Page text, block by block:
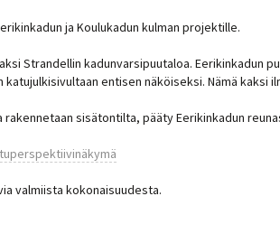
ja Koulukadun kulman projektille.
Strandellin kadunvarsipuutaloa. Eerikinkadun
katujulkisivultaan entisen näköiseksi. Nämä kaksi
rakennetaan sisätontilta, pääty Eerikinkadun
valmiista kokonaisuudesta.